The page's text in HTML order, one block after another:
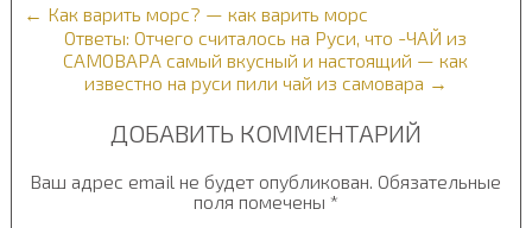
← Как варить морс? — как варить морс
Ответы: Отчего считалось на Руси, что -ЧАЙ из
САМОВАРА самый вкусный и настоящий — как
известно на руси пили чай из самовара →
ДОБАВИТЬ КОММЕНТАРИЙ
Ваш адрес email не будет опубликован. Обязательные
поля помечены *